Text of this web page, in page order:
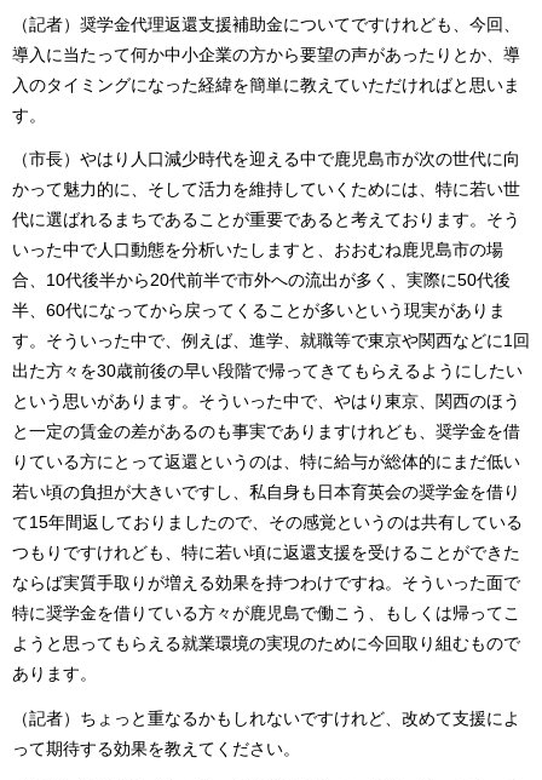
（記者）奨学金代理返還支援補助金についてですけれども、今回、
導入に当たって何か中小企業の方から要望の声があったりとか、導
入のタイミングになった経緯を簡単に教えていただければと思いま
す。
（市長）やはり人口減少時代を迎える中で鹿児島市が次の世代に向
かって魅力的に、そして活力を維持していくためには、特に若い世
代に選ばれるまちであることが重要であると考えております。そう
いった中で人口動態を分析いたしますと、おおむね鹿児島市の場
合、10代後半から20代前半で市外への流出が多く、実際に50代後
半、60代になってから戻ってくることが多いという現実がありま
す。そういった中で、例えば、進学、就職等で東京や関西などに1回
出た方々を30歳前後の早い段階で帰ってきてもらえるようにしたい
という思いがあります。そういった中で、やはり東京、関西のほう
と一定の賃金の差があるのも事実でありますけれども、奨学金を借
りている方にとって返還というのは、特に給与が総体的にまだ低い
若い頃の負担が大きいですし、私自身も日本育英会の奨学金を借り
て15年間返しておりましたので、その感覚というのは共有している
つもりですけれども、特に若い頃に返還支援を受けることができた
ならば実質手取りが増える効果を持つわけですね。そういった面で
特に奨学金を借りている方々が鹿児島で働こう、もしくは帰ってこ
ようと思ってもらえる就業環境の実現のために今回取り組むもので
あります。
（記者）ちょっと重なるかもしれないですけれど、改めて支援によ
って期待する効果を教えてください。